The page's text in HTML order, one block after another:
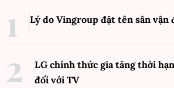
Lý do Vingroup đặt tên sân vận
LG chính thức gia tăng thời
đối với TV